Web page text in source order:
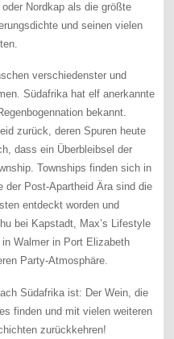
Nordkap als die größte
und seinen vielen
verschiedenster und
Südafrika hat elf anerkannte
bekannt.
zurück, deren Spuren heute
dass ein Überbleibsel der
Townships finden sich in
der Post-Apartheid Ära sind die
entdeckt worden und
bei Kapstadt, Max’s Lifestyle
Walmer in Port Elizabeth
Party-Atmosphäre.
Südafrika ist: Der Wein, die
finden und mit vielen weiteren
zurückkehren!